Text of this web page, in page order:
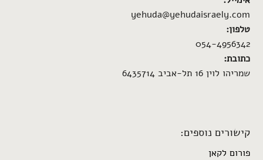
קישורים נוספים:
פורום לקאן
yehuda@yehudaisraely.com
טלפון:
054-4956342
כתובת:
שמריהו לוין 16 תל-אביב 6435714